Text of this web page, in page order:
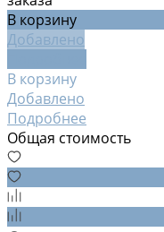
В корзину
Добавлено
В корзину
Добавлено
Подробнее
Общая стоимость